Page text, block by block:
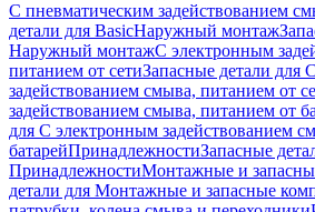
С пневматическим задействованием
детали для BasicНаружный монтаж
Наружный монтажС электронным
питанием от сетиЗапасные детали для
задействованием смыва, питанием от
задействованием смыва, питанием от
для С электронным задействованием
батарейПринадлежностиЗапасные
ПринадлежностиМонтажные и
детали для Монтажные и запасные